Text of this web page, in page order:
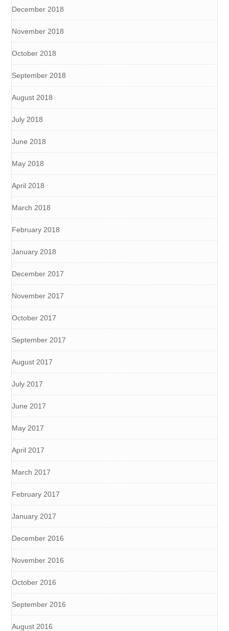
December 2018
November 2018
October 2018
September 2018
August 2018
July 2018
June 2018
May 2018
April 2018
March 2018
February 2018
January 2018
December 2017
November 2017
October 2017
September 2017
August 2017
July 2017
June 2017
May 2017
April 2017
March 2017
February 2017
January 2017
December 2016
November 2016
October 2016
September 2016
August 2016